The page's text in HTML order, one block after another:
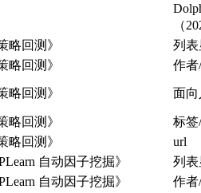
（
回测》 列表
回测》
作者
回测》 面向
回测》 标签
回测》
url
自动因子挖掘》
列表
自动因子挖掘》
作者